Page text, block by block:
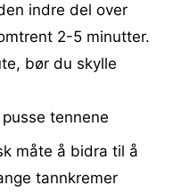
indre del over
2-5 minutter.
bør du skylle
tennene
måte å bidra til å
tannkremer